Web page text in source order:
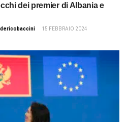
dei premier di Albania e
15 FEBBRAIO 2024